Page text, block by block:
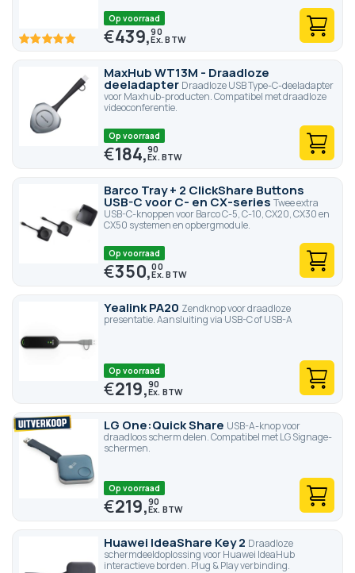
100 100
Op voorraad
€439,90
MaxHub WT13M - Draadloze
deeladapter Draadloze USB Type-C-deeladapter
voor Maxhub-producten. Compatibel met draadloze
videoconferentie.
Op voorraad
€184,90
Barco Tray + 2 ClickShare Buttons
USB-C voor C- en CX-series Twee extra
USB-C-knoppen voor Barco C-5, C-10, CX20, CX30 en
CX50 systemen en opbergmodule.
Op voorraad
€350,00
Yealink PA20 Zendknop voor draadloze
presentatie. Aansluiting via USB-C of USB-A
Op voorraad
€219,90
LG One:Quick Share USB-A-knop voor
draadloos scherm delen. Compatibel met LG Signage-
schermen.
Op voorraad
€219,90
Huawei IdeaShare Key 2 Draadloze
schermdeeldoplossing voor Huawei IdeaHub
interactieve borden. Plug & Play verbinding.